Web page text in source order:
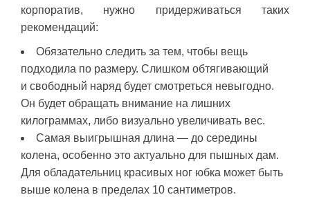
корпоратив, нужно придерживаться таких
рекомендаций:
Обязательно следить за тем, чтобы вещь
подходила по размеру. Слишком обтягивающий
и свободный наряд будет смотреться невыгодно.
Он будет обращать внимание на лишних
килограммах, либо визуально увеличивать вес.
Самая выигрышная длина — до середины
колена, особенно это актуально для пышных дам.
Для обладательниц красивых ног юбка может быть
выше колена в пределах 10 сантиметров.